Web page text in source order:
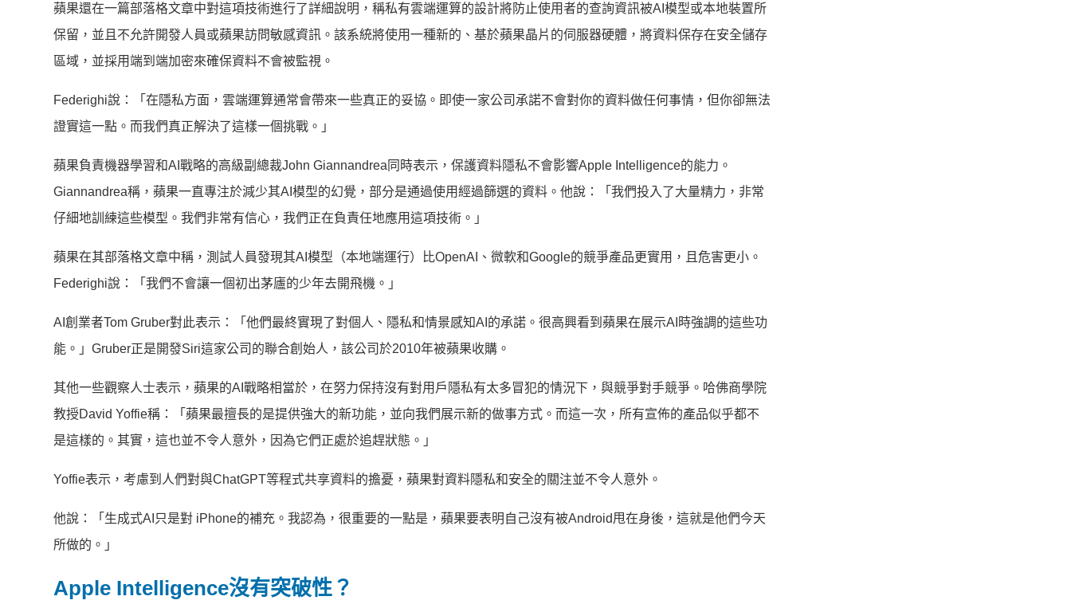
蘋果還在一篇部落格文章中對這項技術進行了詳細說明，稱私有雲端運算的設計將防止使用者的查詢資訊被AI模型或本地裝置所
保留，並且不允許開發人員或蘋果訪問敏感資訊。該系統將使用一種新的、基於蘋果晶片的伺服器硬體，將資料保存在安全儲存
區域，並採用端到端加密來確保資料不會被監視。
Federighi說：「在隱私方面，雲端運算通常會帶來一些真正的妥協。即使一家公司承諾不會對你的資料做任何事情，但你卻無法
證實這一點。而我們真正解決了這樣一個挑戰。」
蘋果負責機器學習和AI戰略的高級副總裁John Giannandrea同時表示，保護資料隱私不會影響Apple Intelligence的能力。
Giannandrea稱，蘋果一直專注於減少其AI模型的幻覺，部分是通過使用經過篩選的資料。他說：「我們投入了大量精力，非常
仔細地訓練這些模型。我們非常有信心，我們正在負責任地應用這項技術。」
蘋果在其部落格文章中稱，測試人員發現其AI模型（本地端運行）比OpenAI、微軟和Google的競爭產品更實用，且危害更小。
Federighi說：「我們不會讓一個初出茅廬的少年去開飛機。」
AI創業者Tom Gruber對此表示：「他們最終實現了對個人、隱私和情景感知AI的承諾。很高興看到蘋果在展示AI時強調的這些功
能。」Gruber正是開發Siri這家公司的聯合創始人，該公司於2010年被蘋果收購。
其他一些觀察人士表示，蘋果的AI戰略相當於，在努力保持沒有對用戶隱私有太多冒犯的情況下，與競爭對手競爭。哈佛商學院
教授David Yoffie稱：「蘋果最擅長的是提供強大的新功能，並向我們展示新的做事方式。而這一次，所有宣佈的產品似乎都不
是這樣的。其實，這也並不令人意外，因為它們正處於追趕狀態。」
Yoffie表示，考慮到人們對與ChatGPT等程式共享資料的擔憂，蘋果對資料隱私和安全的關注並不令人意外。
他說：「生成式AI只是對 iPhone的補充。我認為，很重要的一點是，蘋果要表明自己沒有被Android甩在身後，這就是他們今天
所做的。」
Apple Intelligence沒有突破性？